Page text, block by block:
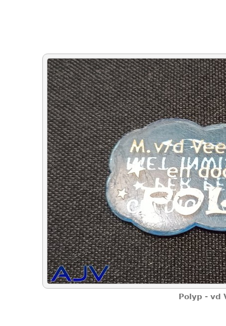
Polyp - vd